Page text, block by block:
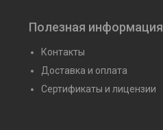
Полезная информация
Контакты
Доставка и оплата
Сертификаты и лицензии